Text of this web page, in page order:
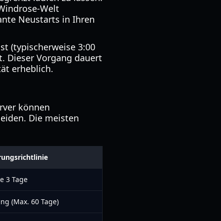
Welt
Neustarts in Ihren
(typischerweise 3:00
Dieser Vorgang dauert
erheblich.
können
Die meisten
3 Tage
(Max. 60 Tage)